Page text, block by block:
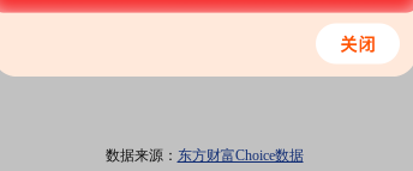
数据来源： 东方财富Choice数据